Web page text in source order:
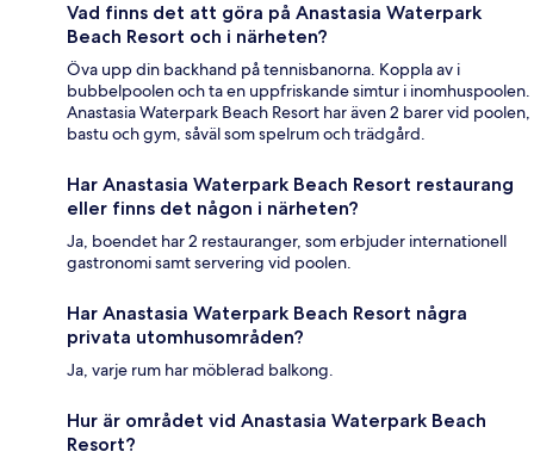
Vad finns det att göra på Anastasia Waterpark
Beach Resort och i närheten?
Öva upp din backhand på tennisbanorna. Koppla av i
bubbelpoolen och ta en uppfriskande simtur i inomhuspoolen.
Anastasia Waterpark Beach Resort har även 2 barer vid poolen,
bastu och gym, såväl som spelrum och trädgård.
Har Anastasia Waterpark Beach Resort restaurang
eller finns det någon i närheten?
Ja, boendet har 2 restauranger, som erbjuder internationell
gastronomi samt servering vid poolen.
Har Anastasia Waterpark Beach Resort några
privata utomhusområden?
Ja, varje rum har möblerad balkong.
Hur är området vid Anastasia Waterpark Beach
Resort?